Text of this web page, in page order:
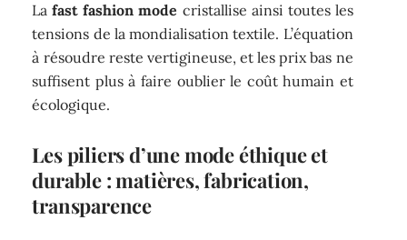
Lafast fashion mode cristallise ainsi toutes les
tensions de la mondialisation textile. L’équation
à résoudre reste vertigineuse, et les prix bas ne
suffisent plus à faire oublier le coût humain et
écologique.
Les piliers d’une mode éthique et
durable : matières, fabrication,
transparence